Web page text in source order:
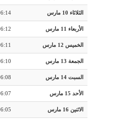
الثلاثاء 10 مارس
الأربعاء 11 مارس
الخميس 12 مارس
الجمعة 13 مارس
السبت 14 مارس
الأحد 15 مارس
الاثنين 16 مارس